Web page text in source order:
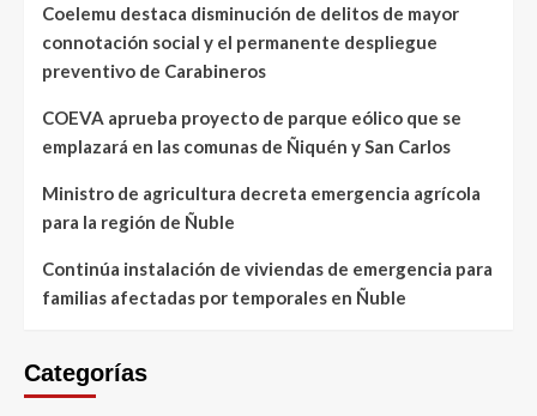
Coelemu destaca disminución de delitos de mayor
connotación social y el permanente despliegue
preventivo de Carabineros
COEVA aprueba proyecto de parque eólico que se
emplazará en las comunas de Ñiquén y San Carlos
Ministro de agricultura decreta emergencia agrícola
para la región de Ñuble
Continúa instalación de viviendas de emergencia para
familias afectadas por temporales en Ñuble
Categorías